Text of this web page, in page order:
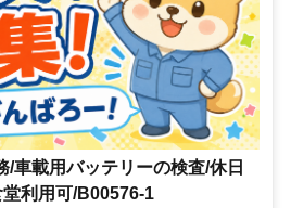
/車載用バッテリーの検査/休日
利用可/B00576-1